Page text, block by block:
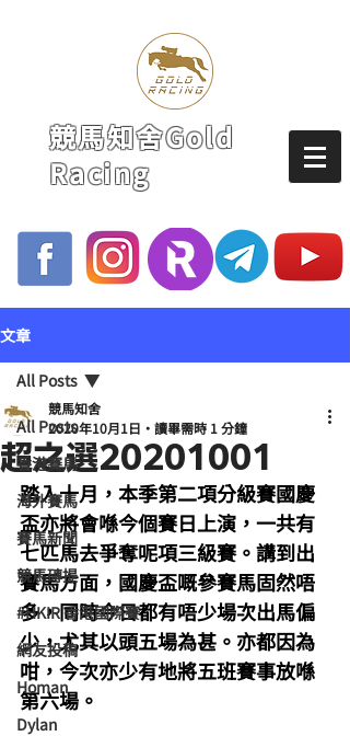
競馬知舍Gold
Racing
文章
All Posts
香港賽馬
海外賽馬
賽馬新聞
競馬磚提
#HKIR 香港國際賽
網友投稿
Homan
Dylan
All Posts
超之選20201001
競馬知舍
2020年10月1日
讀畢需時 1 分鐘
踏入十月，本季第二項分級賽國慶
盃亦將會喺今個賽日上演，一共有
七匹馬去爭奪呢項三級賽。講到出
賽馬方面，國慶盃嘅參賽馬固然唔
多，同時今日都有唔少場次出馬偏
少，尤其以頭五場為甚。亦都因為
咁，今次亦少有地將五班賽事放喺
第六場。